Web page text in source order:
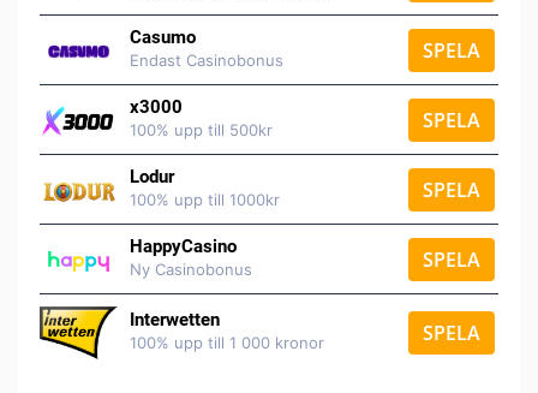
Casumo
Endast Casinobonus SPELA
x3000
100% upp till 500kr SPELA
Lodur
100% upp till 1000kr SPELA
HappyCasino
Ny Casinobonus SPELA
Interwetten
100% upp till 1 000 kronor SPELA